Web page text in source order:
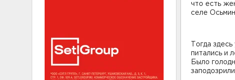
что есть
селе
Тогда
питались и
Было